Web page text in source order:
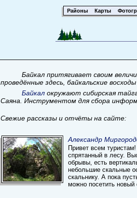
Районы Карты
Байкал притягивает своим
проведённые здесь, байкальские
Байкал окружают сибирская
Саяна. Инструментом для сбора
Свежие рассказы и отчёты на сайте:
Александр
Привет всем
спрятанный в лесу.
обрывы, есть
небольшие скальные
скальнику. А пока
можно посетить новый